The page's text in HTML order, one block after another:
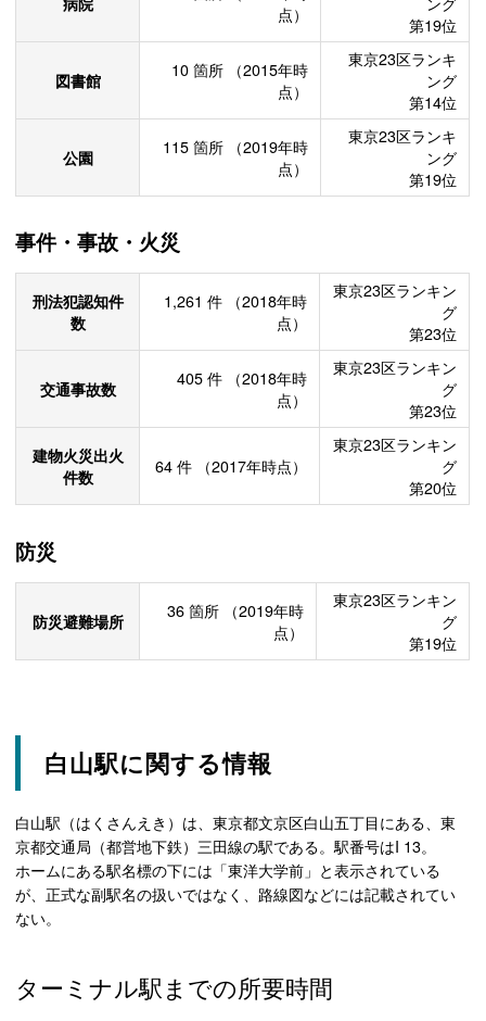
点）
第19位
図書館 10 箇所
（2015年時
点）
東京23区ランキ
ング
第14位
公園 115 箇所
（2019年時
点）
東京23区ランキ
ング
第19位
事件・事故・火災
刑法犯認知件
数
1,261 件
（2018年時
点）
東京23区ランキン
グ
第23位
交通事故数 405 件
（2018年時
点）
東京23区ランキン
グ
第23位
建物火災出火
件数
64 件 （2017年時点）
東京23区ランキン
グ
第20位
防災
防災避難場所 36 箇所
（2019年時
点）
東京23区ランキン
グ
第19位
白山駅に関する情報
白山駅（はくさんえき）は、東京都文京区白山五丁目にある、東
京都交通局（都営地下鉄）三田線の駅である。駅番号はI 13。
ホームにある駅名標の下には「東洋大学前」と表示されている
が、正式な副駅名の扱いではなく、路線図などには記載されてい
ない。
ターミナル駅までの所要時間